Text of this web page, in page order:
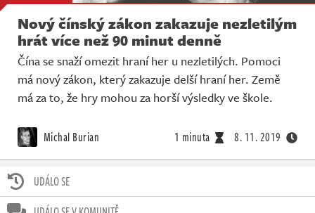
UDÁLO SE
Nový čínský zákon zakazuje nezletilým
hrát více než 90 minut denně
Čína se snaží omezit hraní her u nezletilých. Pomoci
má nový zákon, který zakazuje delší hraní her. Země
má za to, že hry mohou za horší výsledky ve škole.
Michal Burian 1 minuta 8. 11. 2019